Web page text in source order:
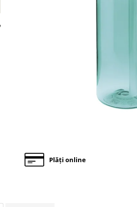
Plăți online